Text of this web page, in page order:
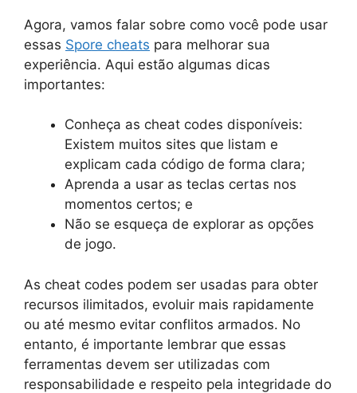
Agora, vamos falar sobre como você pode usar
essas Spore cheats para melhorar sua
experiência. Aqui estão algumas dicas
importantes:
Conheça as cheat codes disponíveis:
Existem muitos sites que listam e
explicam cada código de forma clara;
Aprenda a usar as teclas certas nos
momentos certos; e
Não se esqueça de explorar as opções
de jogo.
As cheat codes podem ser usadas para obter
recursos ilimitados, evoluir mais rapidamente
ou até mesmo evitar conflitos armados. No
entanto, é importante lembrar que essas
ferramentas devem ser utilizadas com
responsabilidade e respeito pela integridade do